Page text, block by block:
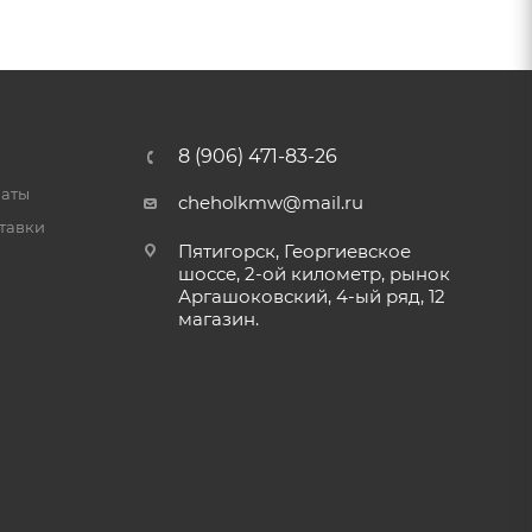
8 (906) 471-83-26
cheholkmw@mail.ru
Пятигорск, Георгиевское
шоссе, 2-ой километр, рынок
Аргашоковский, 4-ый ряд, 12
магазин.